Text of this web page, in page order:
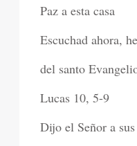
Paz a esta casa
Escuchad ahora,
del santo
Lucas 10, 5-9
Dijo el Señor a